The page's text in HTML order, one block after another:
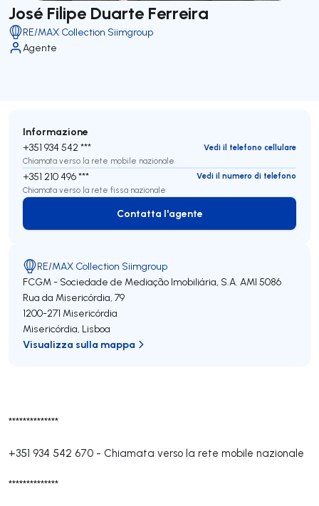
José Filipe Duarte Ferreira
RE/MAX Collection Siimgroup
Agente
**************
+351 934 542 670 - Chiamata verso la rete mobile nazionale
**************
Informazione
+351 934 542 ***
Vedi il telefono cellulare
Chiamata verso la rete mobile nazionale
+351 210 496 ***
Vedi il numero di telefono
Chiamata verso la rete fissa nazionale
Contatta l'agente
Contatta l'agente
RE/MAX Collection Siimgroup
FCGM - Sociedade de Mediação Imobiliária, S.A. AMI 5086
Rua da Misericórdia, 79
1200-271 Misericórdia
Misericórdia, Lisboa
Visualizza sulla mappa